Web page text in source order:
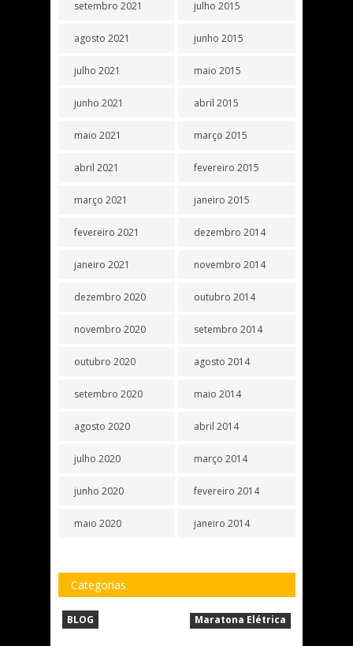
setembro 2021
agosto 2021
julho 2021
junho 2021
maio 2021
abril 2021
março 2021
fevereiro 2021
janeiro 2021
dezembro 2020
novembro 2020
outubro 2020
setembro 2020
agosto 2020
julho 2020
junho 2020
maio 2020
julho 2015
junho 2015
maio 2015
abril 2015
março 2015
fevereiro 2015
janeiro 2015
dezembro 2014
novembro 2014
outubro 2014
setembro 2014
agosto 2014
maio 2014
abril 2014
março 2014
fevereiro 2014
janeiro 2014
Categorias
BLOG Maratona Elétrica